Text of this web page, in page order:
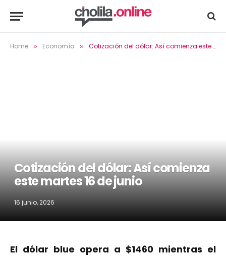
Home » Economía » Cotización del dólar: Así comienza este martes 16 de junio
Cotización del dólar: Así comienza
este martes 16 de junio
16 junio, 2026
El dólar blue opera a $1460 mientras el